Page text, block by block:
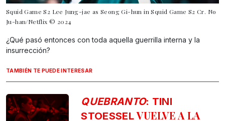
Squid Game S2 Lee Jung-jae as Seong Gi-hun in Squid Game S2 Cr. No
Ju-han/Netflix © 2024
¿Qué pasó entonces con toda aquella guerrilla interna y la
insurrección?
TAMBIÉN TE PUEDE INTERESAR
QUEBRANTO: TINI
STOESSELVUELVE A LA